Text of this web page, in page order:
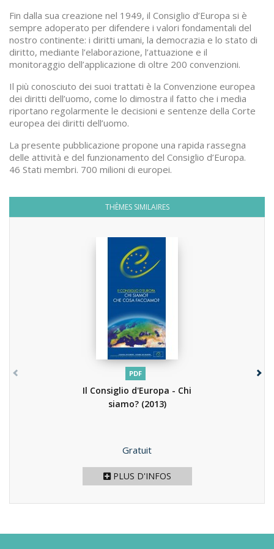
Fin dalla sua creazione nel 1949, il Consiglio d’Europa si è
sempre adoperato per difendere i valori fondamentali del
nostro continente: i diritti umani, la democrazia e lo stato di
diritto, mediante l’elaborazione, l’attuazione e il
monitoraggio dell’applicazione di oltre 200 convenzioni.
Il più conosciuto dei suoi trattati è la Convenzione europea
dei diritti dell’uomo, come lo dimostra il fatto che i media
riportano regolarmente le decisioni e sentenze della Corte
europea dei diritti dell’uomo.
La presente pubblicazione propone una rapida rassegna
delle attività e del funzionamento del Consiglio d’Europa.
46 Stati membri. 700 milioni di europei.
THÈMES SIMILAIRES
PDF
Il Consiglio d'Europa - Chi
siamo? (2013)
Prix
Gratuit
PLUS D'INFOS